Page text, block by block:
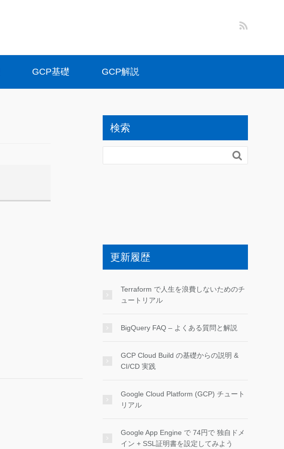
GCP基礎 GCP解説
検索

更新履歴
Terraform で人生を浪費しないためのチ
ュートリアル
BigQuery FAQ – よくある質問と解説
GCP Cloud Build の基礎からの説明 &
CI/CD 実践
Google Cloud Platform (GCP) チュート
リアル
Google App Engine で 74円で 独自ドメ
イン + SSL証明書を設定してみよう